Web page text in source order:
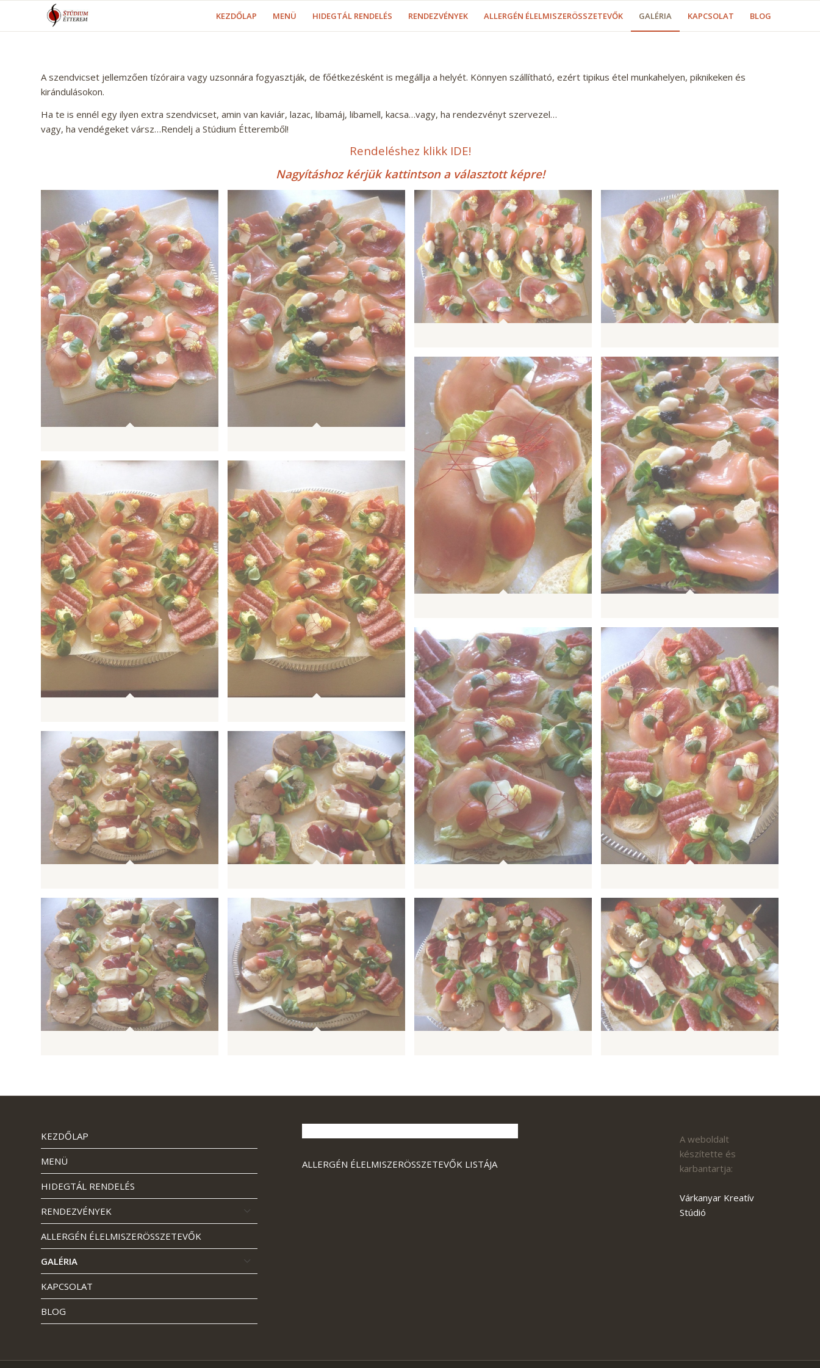
KEZDŐLAP MENÜ HIDEGTÁL RENDELÉS RENDEZVÉNYEK ALLERGÉN ÉLELMISZERÖSSZETEVŐK GALÉRIA KAPCSOLAT BLOG
A szendvicset jellemzően tízóraira vagy uzsonnára fogyasztják, de főétkezésként is megállja a helyét. Könnyen szállítható, ezért tipikus étel munkahelyen, piknikeken és
kirándulásokon.
Ha te is ennél egy ilyen extra szendvicset, amin van kaviár, lazac, libamáj, libamell, kacsa…vagy, ha rendezvényt szervezel…
vagy, ha vendégeket vársz…Rendelj a Stúdium Étteremből!
Rendeléshez klikk IDE!
Nagyításhoz kérjük kattintson a választott képre!
KEZDŐLAP
MENÜ
HIDEGTÁL RENDELÉS
RENDEZVÉNYEK
ALLERGÉN ÉLELMISZERÖSSZETEVŐK
GALÉRIA
KAPCSOLAT
BLOG
ALLERGÉN ÉLELMISZERÖSSZETEVŐK LISTÁJA
A weboldalt
készítette és
karbantartja:
Várkanyar Kreatív
Stúdió